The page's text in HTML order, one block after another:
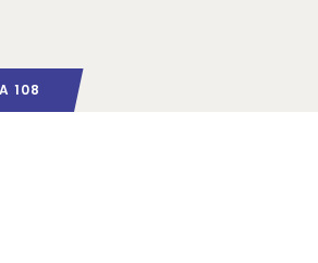
108